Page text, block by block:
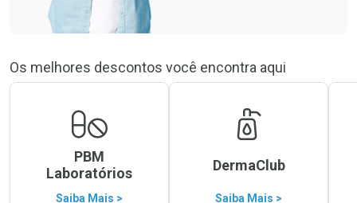
Os melhores descontos você encontra aqui
PBM
Laboratórios
Saiba Mais >
DermaClub
Saiba Mais >